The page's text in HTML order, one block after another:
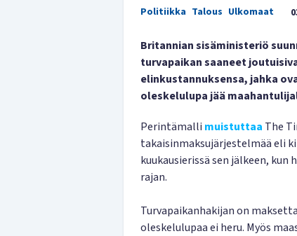
Politiikka Talous Ulkomaat
Britannian sisäministeriö
turvapaikan saaneet
elinkustannuksensa, jahka
oleskelulupa jää
Perintämalli muistuttaa The
takaisinmaksujärjestelmää eli
kuukausierissä sen jälkeen,
rajan.
Turvapaikanhakijan on
oleskelulupaa ei heru. Myös